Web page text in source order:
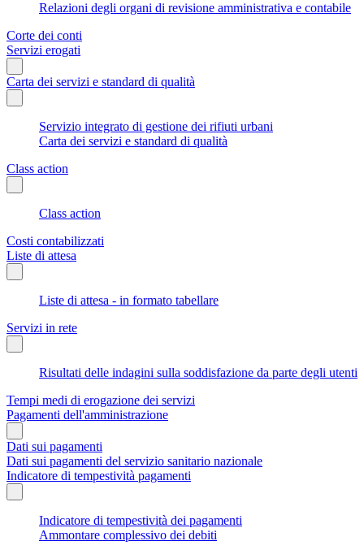
Relazioni degli organi di revisione amministrativa e contabile
Corte dei conti
Servizi erogati
Carta dei servizi e standard di qualità
Servizio integrato di gestione dei rifiuti urbani
Carta dei servizi e standard di qualità
Class action
Class action
Costi contabilizzati
Liste di attesa
Liste di attesa - in formato tabellare
Servizi in rete
Risultati delle indagini sulla soddisfazione da parte degli utenti
Tempi medi di erogazione dei servizi
Pagamenti dell'amministrazione
Dati sui pagamenti
Dati sui pagamenti del servizio sanitario nazionale
Indicatore di tempestività pagamenti
Indicatore di tempestività dei pagamenti
Ammontare complessivo dei debiti